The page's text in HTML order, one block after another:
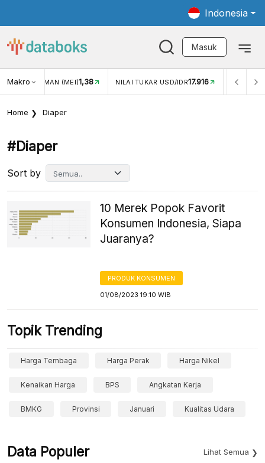
Indonesia
Masuk
MakroWISMAN (MEI)1,38 NILAI TUKAR USD/IDR17.916 INFLASI
Home Diaper
#diaper
Sort by
10 Merek Popok Favorit
Konsumen Indonesia, Siapa
Juaranya?
PRODUK KONSUMEN
01/08/2023 19:10 WIB
Topik Trending
Harga Tembaga Harga Perak Harga Nikel
Kenaikan Harga BPS Angkatan Kerja
BMKG Provinsi Januari Kualitas Udara
Data Populer Lihat Semua